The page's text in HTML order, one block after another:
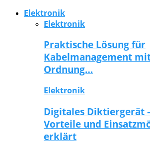
Elektronik
Elektronik
Praktische Lösung für
Kabelmanagement
Ordnung…
Elektronik
Digitales Diktiergerät
Vorteile und
erklärt